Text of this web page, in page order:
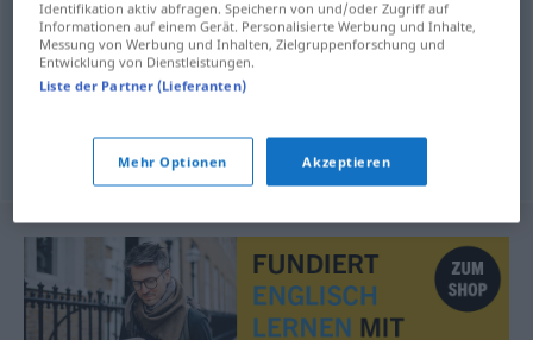
subordinate,underling,subsidiary
© Princeton University
Identifikation aktiv abfragen. Speichern von und/oder Zugriff auf
Informationen auf einem Gerät. Personalisierte Werbung und Inhalte,
Messung von Werbung und Inhalten, Zielgruppenforschung und
Entwicklung von Dienstleistungen.
Liste der Partner (Lieferanten)
Mehr Optionen Akzeptieren